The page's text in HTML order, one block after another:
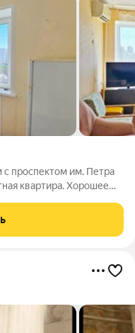
с проспектом им. Петра
квартира. Хорошее
Парковка.